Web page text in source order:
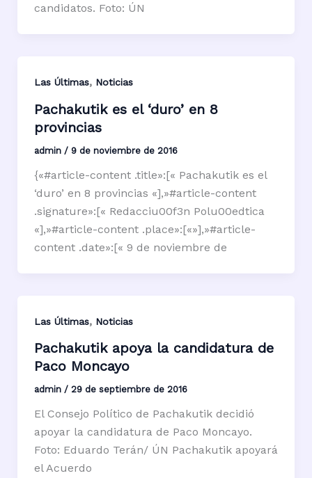
candidatos. Foto: ÚN
Las Últimas, Noticias
Pachakutik es el ‘duro’ en 8
provincias
admin / 9 de noviembre de 2016
{«#article-content .title»:[« Pachakutik es el
‘duro’ en 8 provincias «],»#article-content
.signature»:[« Redacciu00f3n Polu00edtica
«],»#article-content .place»:[«»],»#article-
content .date»:[« 9 de noviembre de
Las Últimas, Noticias
Pachakutik apoya la candidatura de
Paco Moncayo
admin / 29 de septiembre de 2016
El Consejo Político de Pachakutik decidió
apoyar la candidatura de Paco Moncayo.
Foto: Eduardo Terán/ ÚN Pachakutik apoyará
el Acuerdo